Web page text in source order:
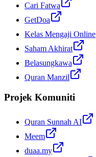
Cari Fatwa
GetDoa
Kelas Mengaji Online
Saham Akhirat
Belasungkawa
Quran Manzil
Projek Komuniti
Quran Sunnah AI
Meem
duaa.my